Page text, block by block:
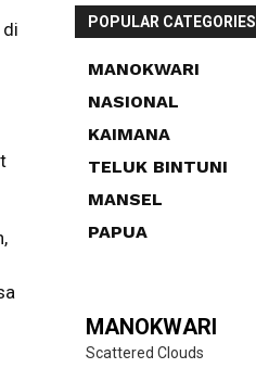
POPULAR CATEGORIES
MANOKWARI
NASIONAL
KAIMANA
TELUK BINTUNI
MANSEL
PAPUA
MANOKWARI
Scattered Clouds